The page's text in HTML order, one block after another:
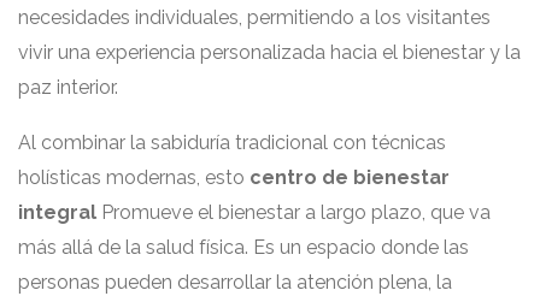
necesidades individuales, permitiendo a los visitantes
vivir una experiencia personalizada hacia el bienestar y la
paz interior.
Al combinar la sabiduría tradicional con técnicas
holísticas modernas, esto centro de bienestar
integral Promueve el bienestar a largo plazo, que va
más allá de la salud física. Es un espacio donde las
personas pueden desarrollar la atención plena, la